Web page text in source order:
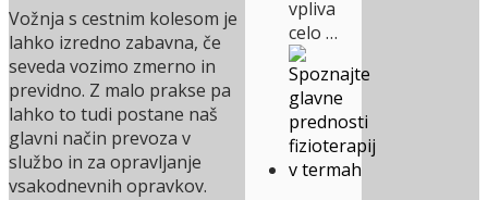
vpliva
celo …
Vožnja s cestnim kolesom je
lahko izredno zabavna, če
seveda vozimo zmerno in
previdno. Z malo prakse pa
lahko to tudi postane naš
glavni način prevoza v
službo in za opravljanje
vsakodnevnih opravkov.